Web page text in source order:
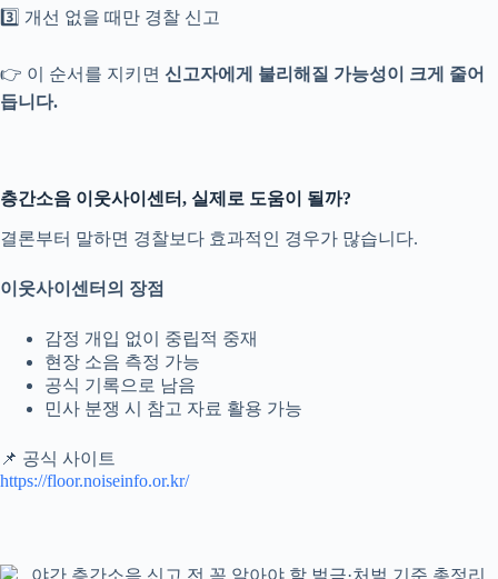
3️⃣ 개선 없을 때만 경찰 신고
👉 이 순서를 지키면 신고자에게 불리해질 가능성이 크게 줄어
듭니다.
층간소음 이웃사이센터, 실제로 도움이 될까?
결론부터 말하면 경찰보다 효과적인 경우가 많습니다.
이웃사이센터의 장점
감정 개입 없이 중립적 중재
현장 소음 측정 가능
공식 기록으로 남음
민사 분쟁 시 참고 자료 활용 가능
📌 공식 사이트
https://floor.noiseinfo.or.kr/